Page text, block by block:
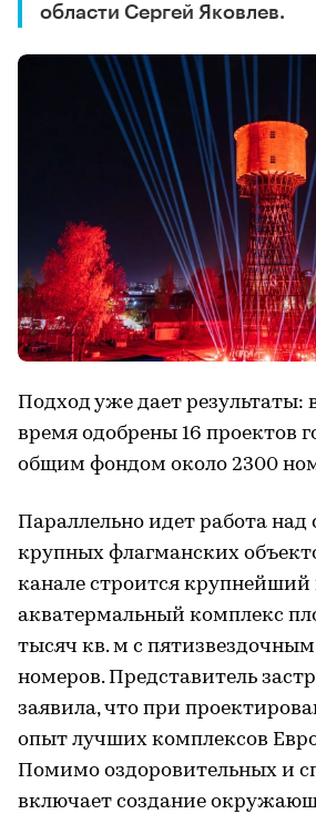
области Сергей Яковлев.
Подход уже дает результаты:
время одобрены 16 проектов
общим фондом около 2300
Параллельно идет работа над
крупных флагманских
канале строится крупнейший
акватермальный комплекс
тысяч кв. м с
номеров. Представитель
заявила, что при
опыт лучших комплексов
Помимо оздоровительных и
включает создание